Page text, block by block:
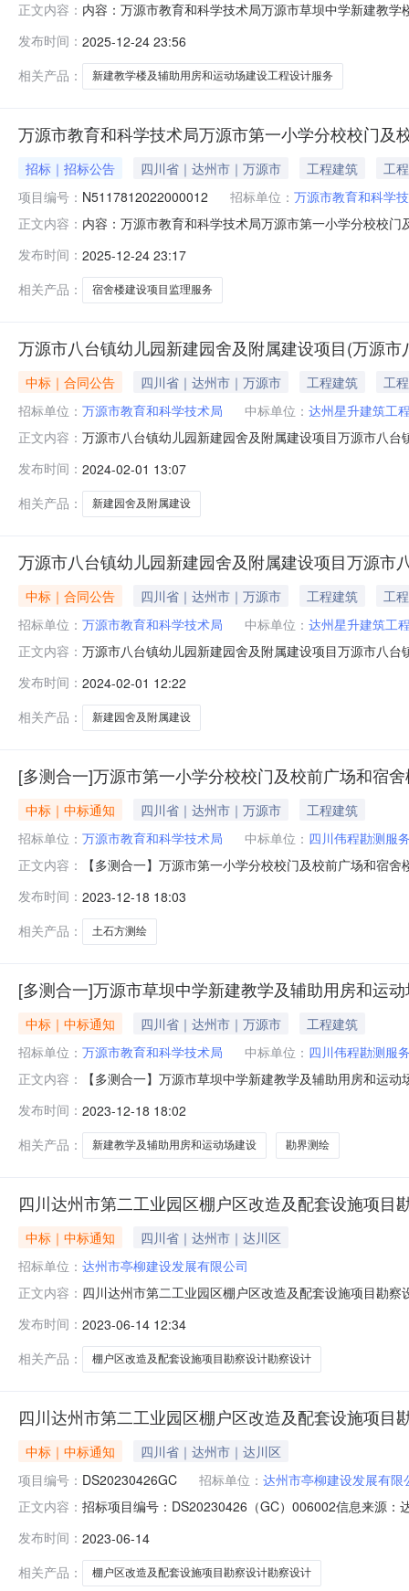
正文内容： 内容：万源市教育和科学技术局万源市草坝中学新建教
响应文件。一、项目基本情况项目编号：
519,000.00元采
发布时间： 2025-12-24 23:56
相关产品：
新建教学楼及辅助用房和运动场建设工程设计服务
万源市教育和科学技术局万源市第一小学分校校门
招标｜招标公告 四川省｜达州市｜万源市 工程建筑
工程
项目编号： N5117812022000012 招标单位： 万源市教育和科学
正文内容： 内容：万源市教育和科学技术局万源市第一小学分校校
文件。一、项目基本情况项目编号：
元采购需求
发布时间： 2025-12-24 23:17
相关产品：
宿舍楼建设项目监理服务
万源市八台镇幼儿园新建园舍及附属建设项目(万源
中标｜合同公告 四川省｜达州市｜万源市 工程建筑
工程
招标单位： 万源市教育和科学技术局 中标单位： 达州星升建筑工
正文内容： 万源市八台镇幼儿园新建园舍及附属建设项目万源市八
省达州市通川区万兴路385号1幢2103号0818-2523233
计划竣
发布时间： 2024-02-01 13:07
相关产品：
新建园舍及附属建设
万源市八台镇幼儿园新建园舍及附属建设项目万源
中标｜合同公告 四川省｜达州市｜万源市 工程建筑
工程
招标单位： 万源市教育和科学技术局 中标单位： 达州星升建筑工
正文内容： 万源市八台镇幼儿园新建园舍及附属建设项目万源市八
关街道秦川大道209号0818-8622047承包人名称承包人
约合同价（其他
发布时间： 2024-02-01 12:22
相关产品：
新建园舍及附属建设
[多测合一]万源市第一小学分校校门及校前广场和宿
中标｜中标通知 四川省｜达州市｜万源市
工程建筑
招标单位： 万源市教育和科学技术局 中标单位： 四川伟程勘测服
正文内容：
【多测合一】万源市第一小学分校校门及校前广场和宿
15181896688联系地址万源市三、公告发布日期2023年
宜，逾期，竞价视为无效。免
发布时间： 2023-12-18 18:03
相关产品：
土石方测绘
[多测合一]万源市草坝中学新建教学及辅助用房和运
中标｜中标通知 四川省｜达州市｜万源市
工程建筑
招标单位： 万源市教育和科学技术局 中标单位： 四川伟程勘测服
正文内容：
【多测合一】万源市草坝中学新建教学及辅助用房和运
系地址万源市三、公告发布日期2023年12月18日
视为无效。免责申明：
发布时间： 2023-12-18 18:02
相关产品：
新建教学及辅助用房和运动场建设 勘界测绘
四川达州市第二工业园区棚户区改造及配套设施项目
中标｜中标通知
四川省｜达州市｜达川区
招标单位： 达州市亭柳建设发展有限公司
正文内容： 四川达州市第二工业园区棚户区改造及配套设施项目勘
柳建设发展有限公司招标人联系电话0818-2256690招标
发布时间： 2023-06-14 12:34
相关产品：
棚户区改造及配套设施项目勘察设计勘察设计
四川达州市第二工业园区棚户区改造及配套设施项目
中标｜中标通知
四川省｜达州市｜达川区
项目编号： DS20230426GC 招标单位： 达州市亭柳建设发展有限
正文内容： 招标项目编号：DS20230426（GC）006002信息来源：
区改造及配套设施项目勘察设计勘察设计项目业主达州
发布时间： 2023-06-14
相关产品：
棚户区改造及配套设施项目勘察设计勘察设计